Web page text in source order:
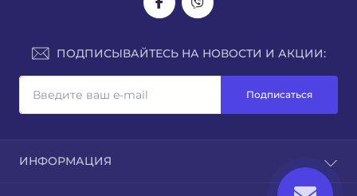
ПОДПИСЫВАЙТЕСЬ НА НОВОСТИ И АКЦИИ:
Подписаться
ИНФОРМАЦИЯ